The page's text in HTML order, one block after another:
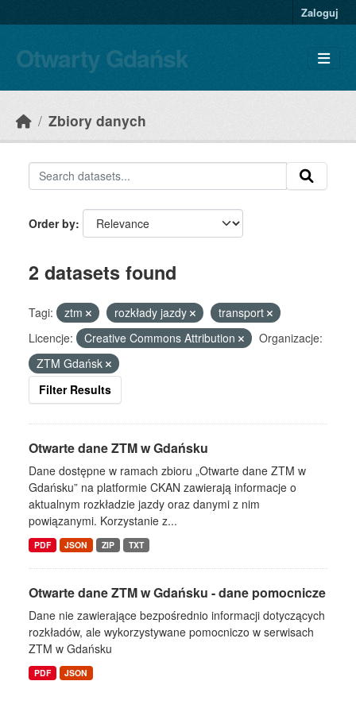
Zaloguj
Otwarty Gdańsk
Zbiory danych
Order by
2 datasets found
Tagi: ztm rozkłady jazdy
transport
Licencje:
Creative Commons Attribution
Organizacje:
ZTM Gdańsk
Filter Results
Otwarte dane ZTM w Gdańsku
Dane dostępne w ramach zbioru „Otwarte dane ZTM w
Gdańsku” na platformie CKAN zawierają informacje o
aktualnym rozkładzie jazdy oraz danymi z nim
powiązanymi. Korzystanie z...
PDF JSON ZIP TXT
Otwarte dane ZTM w Gdańsku - dane pomocnicze
Dane nie zawierające bezpośrednio informacji dotyczących
rozkładów, ale wykorzystywane pomocniczo w serwisach
ZTM w Gdańsku
PDF JSON